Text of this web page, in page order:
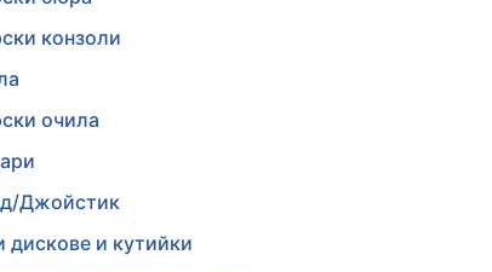
конзоли
очила
Джойстик
дискове и кутийки